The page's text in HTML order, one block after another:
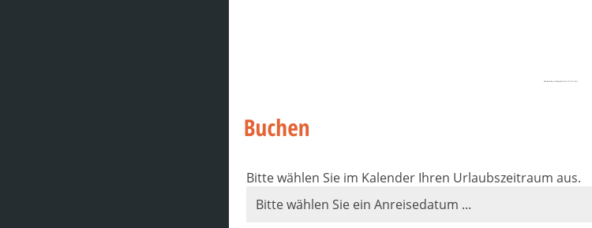
Powered by embedgooglemaps EN&tickets
Bitte wählen Sie im Kalender Ihren Urlaubszeitraum aus.
Bitte wählen Sie ein Anreisedatum ...